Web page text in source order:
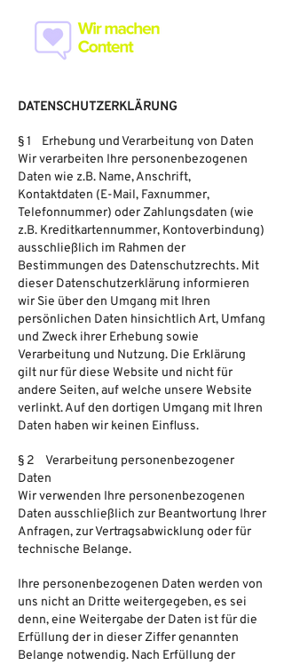
DATENSCHUTZERKLÄRUNG
§ 1 Erhebung und Verarbeitung von Daten
Wir verarbeiten Ihre personenbezogenen
Daten wie z.B. Name, Anschrift,
Kontaktdaten (E-Mail, Faxnummer,
Telefonnummer) oder Zahlungsdaten (wie
z.B. Kreditkartennummer, Kontoverbindung)
ausschließlich im Rahmen der
Bestimmungen des Datenschutzrechts. Mit
dieser Datenschutzerklärung informieren
wir Sie über den Umgang mit Ihren
persönlichen Daten hinsichtlich Art, Umfang
und Zweck ihrer Erhebung sowie
Verarbeitung und Nutzung. Die Erklärung
gilt nur für diese Website und nicht für
andere Seiten, auf welche unsere Website
verlinkt. Auf den dortigen Umgang mit Ihren
Daten haben wir keinen Einfluss.
§ 2 Verarbeitung personenbezogener
Daten
Wir verwenden Ihre personenbezogenen
Daten ausschließlich zur Beantwortung Ihrer
Anfragen, zur Vertragsabwicklung oder für
technische Belange.
Ihre personenbezogenen Daten werden von
uns nicht an Dritte weitergegeben, es sei
denn, eine Weitergabe der Daten ist für die
Erfüllung der in dieser Ziffer genannten
Belange notwendig. Nach Erfüllung der